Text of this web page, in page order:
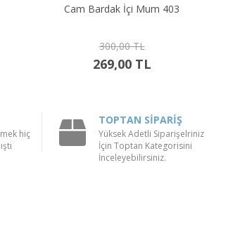
Kırmızı Renk Bardak İçi Mum
269,00 TL
hiç
TOPTAN SİPARİŞ
Yüksek Adetli Siparişelriniz
İçin Toptan Kategorisini
İnceleyebilirsiniz.